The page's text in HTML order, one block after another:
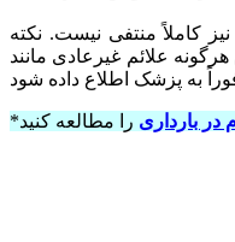
کاملاً منتفی نیست. نکته
علائم غیرعادی مانند
در بارداری